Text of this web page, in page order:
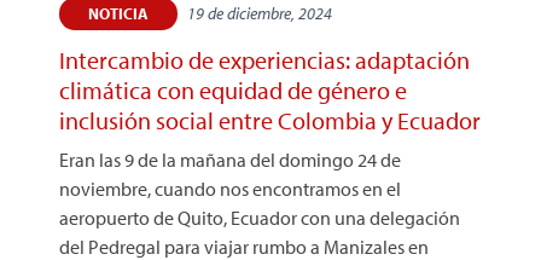
NOTICIA 19 de diciembre, 2024
Intercambio de experiencias: adaptación
climática con equidad de género e
inclusión social entre Colombia y Ecuador
Eran las 9 de la mañana del domingo 24 de
noviembre, cuando nos encontramos en el
aeropuerto de Quito, Ecuador con una delegación
del Pedregal para viajar rumbo a Manizales en